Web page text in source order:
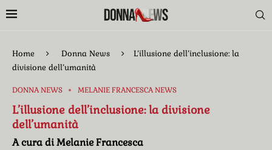
Home Donna News
L’illusione dell’inclusione: la
divisione dell’umanità
DONNA NEWS MELANIE FRANCESCA NEWS
L’illusione dell’inclusione: la divisione
dell’umanità
A cura di Melanie Francesca